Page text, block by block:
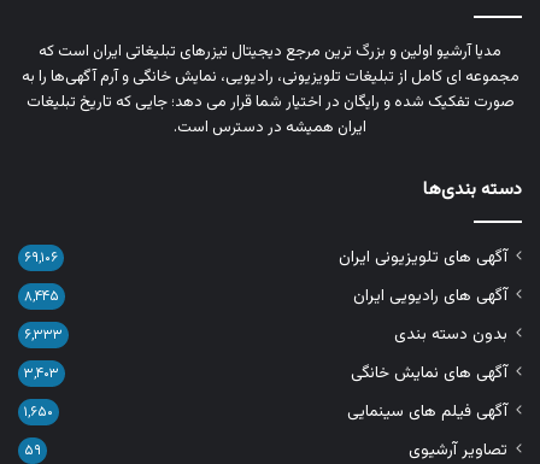
مدیا آرشیو اولین و بزرگ‌ ترین مرجع دیجیتال تیزرهای تبلیغاتی ایران است که
مجموعه‌ ای کامل از تبلیغات تلویزیونی، رادیویی، نمایش خانگی و آرم‌ آگهی‌ها را به‌
صورت تفکیک‌ شده و رایگان در اختیار شما قرار می‌ دهد؛ جایی که تاریخ تبلیغات
ایران همیشه در دسترس است.
دسته بندی‌ها
آگهی های تلویزیونی ایران ۶۹,۱۰۶
آگهی های رادیویی ایران ۸,۴۴۵
بدون دسته بندی ۶,۳۳۳
آگهی های نمایش خانگی ۳,۴۰۳
آگهی فیلم های سینمایی ۱,۶۵۰
تصاویر آرشیوی ۵۹